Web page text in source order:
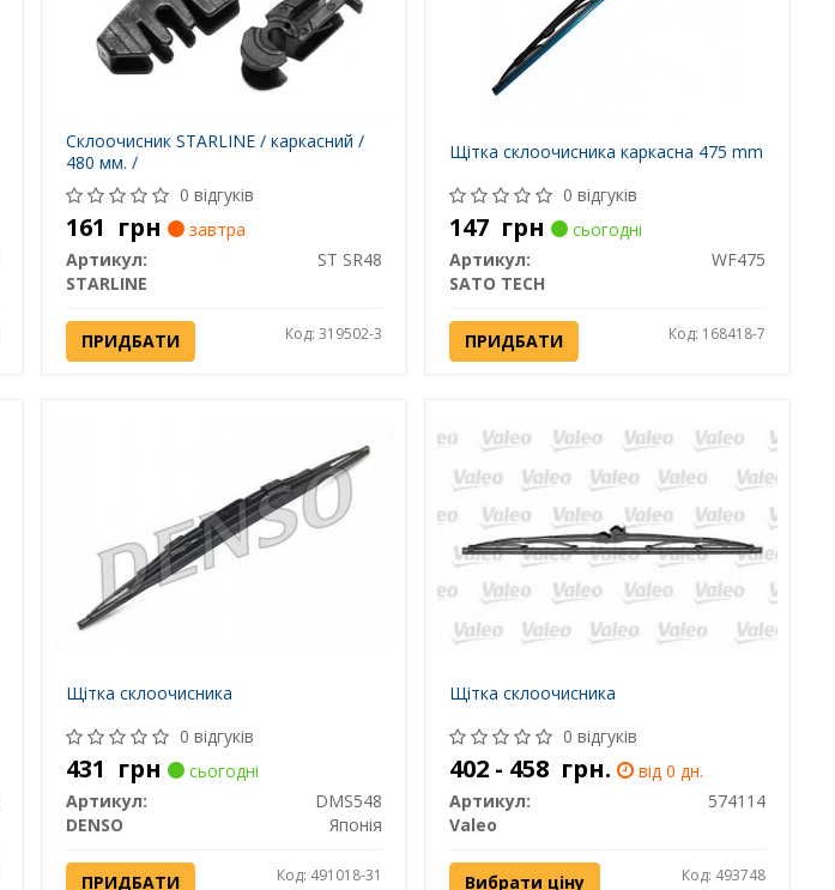
Склоочисник STARLINE / каркасний /
480 мм. /
0 відгуків
161 грн
завтра
Артикул:
ST SR48
STARLINE
ПРИДБАТИ Код: 319502-3
Щітка склоочисника каркасна 475 mm
0 відгуків
147 грн
сьогодні
Артикул:
WF475
SATO TECH
ПРИДБАТИ Код: 168418-7
Щітка склоочисника
0 відгуків
431 грн
сьогодні
Артикул:
DMS548
DENSO
Японія
ПРИДБАТИ Код: 491018-31
Щітка склоочисника
0 відгуків
402 - 458 грн.
від 0 дн.
Артикул:
574114
Valeo
Вибрати ціну Код: 493748